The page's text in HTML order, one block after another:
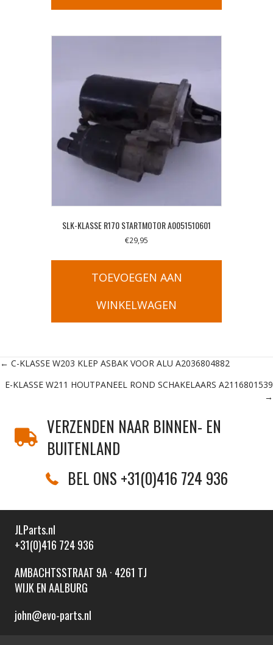
SLK-KLASSE R170 STARTMOTOR A0051510601
€29,95
TOEVOEGEN AAN
WINKELWAGEN
Posts
navigation
← C-KLASSE W203 KLEP ASBAK VOOR ALU A2036804882
E-KLASSE W211 HOUTPANEEL ROND SCHAKELAARS A2116801539
→
VERZENDEN NAAR BINNEN- EN
BUITENLAND
BEL ONS +31(0)416 724 936
JLParts.nl
+31(0)416 724 936
AMBACHTSSTRAAT 9A · 4261 TJ
WIJK EN AALBURG
john@evo-parts.nl